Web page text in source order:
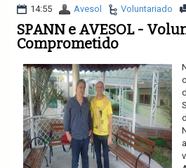
14:55 Avesol Voluntariado
SPANN e AVESOL -
Comprometido